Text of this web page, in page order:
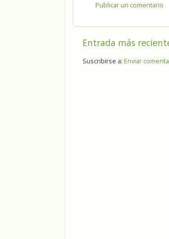
Publicar un comentario
Entrada más
Suscribirse a: Enviar